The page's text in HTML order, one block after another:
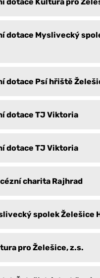
dotace Myslivecký
dotace Psí hřiště
dotace TJ Viktoria
dotace TJ Viktoria
charita Rajhrad
spolek Želešice
pro Želešice, z.s.